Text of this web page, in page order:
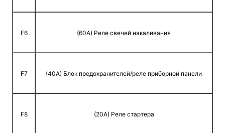
F6 (60A) Реле свечей накаливания
F7 (40A) Блок предохранителей/реле приборной панели
F8 (20A) Реле стартера